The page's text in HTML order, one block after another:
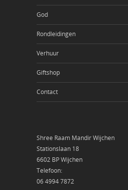
God
Rondleidingen
Verhuur
Giftshop
Contact
Shree Raam Mandir Wijchen
Stationslaan 18
6602 BP Wijchen
Telefoon:
06 4994 7872